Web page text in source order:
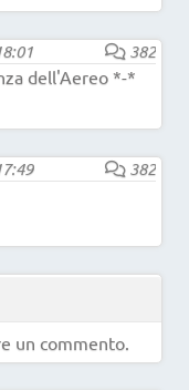
382
dell'Aereo *-*
382
un commento.